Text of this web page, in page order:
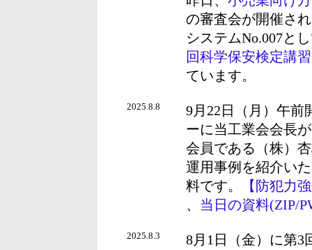
の審査会が開催さ
システムNo.007と
回科学保安検定講
ています。
2025.8.8
9月22日（月）午前
ーに当工業会会長
会員である（株）
運用事例を紹介い
料です。
【防犯力
、 当日の資料(ZIP/
2025.8.3
8月1日（金）に第3